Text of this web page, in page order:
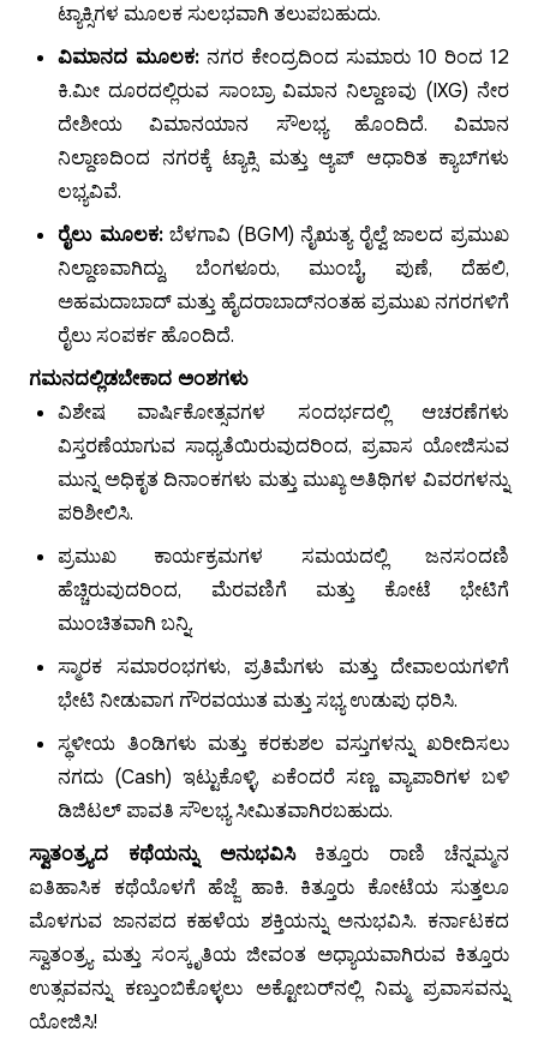
ಟ್ಯಾಕ್ಸಿಗಳ ಮೂಲಕ ಸುಲಭವಾಗಿ ತಲುಪಬಹುದು.
ವಿಮಾನದ ಮೂಲಕ: ನಗರ ಕೇಂದ್ರದಿಂದ ಸುಮಾರು 10 ರಿಂದ 12
ಕಿ.ಮೀ ದೂರದಲ್ಲಿರುವ ಸಾಂಬ್ರಾ ವಿಮಾನ ನಿಲ್ದಾಣವು (IXG) ನೇರ
ದೇಶೀಯ ವಿಮಾನಯಾನ ಸೌಲಭ್ಯ ಹೊಂದಿದೆ. ವಿಮಾನ
ನಿಲ್ದಾಣದಿಂದ ನಗರಕ್ಕೆ ಟ್ಯಾಕ್ಸಿ ಮತ್ತು ಆ್ಯಪ್ ಆಧಾರಿತ ಕ್ಯಾಬ್‌ಗಳು
ಲಭ್ಯವಿವೆ.
ರೈಲು ಮೂಲಕ:ಬೆಳಗಾವಿ (BGM) ನೈಋತ್ಯ ರೈಲ್ವೆ ಜಾಲದ ಪ್ರಮುಖ
ನಿಲ್ದಾಣವಾಗಿದ್ದು, ಬೆಂಗಳೂರು, ಮುಂಬೈ, ಪುಣೆ, ದೆಹಲಿ,
ಅಹಮದಾಬಾದ್ ಮತ್ತು ಹೈದರಾಬಾದ್‌ನಂತಹ ಪ್ರಮುಖ ನಗರಗಳಿಗೆ
ರೈಲು ಸಂಪರ್ಕ ಹೊಂದಿದೆ.
ಗಮನದಲ್ಲಿಡಬೇಕಾದ ಅಂಶಗಳು
ವಿಶೇಷ ವಾರ್ಷಿಕೋತ್ಸವಗಳ ಸಂದರ್ಭದಲ್ಲಿ ಆಚರಣೆಗಳು
ವಿಸ್ತರಣೆಯಾಗುವ ಸಾಧ್ಯತೆಯಿರುವುದರಿಂದ, ಪ್ರವಾಸ ಯೋಜಿಸುವ
ಮುನ್ನ ಅಧಿಕೃತ ದಿನಾಂಕಗಳು ಮತ್ತು ಮುಖ್ಯ ಅತಿಥಿಗಳ ವಿವರಗಳನ್ನು
ಪರಿಶೀಲಿಸಿ.
ಪ್ರಮುಖ ಕಾರ್ಯಕ್ರಮಗಳ ಸಮಯದಲ್ಲಿ ಜನಸಂದಣಿ
ಹೆಚ್ಚಿರುವುದರಿಂದ, ಮೆರವಣಿಗೆ ಮತ್ತು ಕೋಟೆ ಭೇಟಿಗೆ
ಮುಂಚಿತವಾಗಿ ಬನ್ನಿ.
ಸ್ಮಾರಕ ಸಮಾರಂಭಗಳು, ಪ್ರತಿಮೆಗಳು ಮತ್ತು ದೇವಾಲಯಗಳಿಗೆ
ಭೇಟಿ ನೀಡುವಾಗ ಗೌರವಯುತ ಮತ್ತು ಸಭ್ಯ ಉಡುಪು ಧರಿಸಿ.
ಸ್ಥಳೀಯ ತಿಂಡಿಗಳು ಮತ್ತು ಕರಕುಶಲ ವಸ್ತುಗಳನ್ನು ಖರೀದಿಸಲು
ನಗದು (Cash) ಇಟ್ಟುಕೊಳ್ಳಿ, ಏಕೆಂದರೆ ಸಣ್ಣ ವ್ಯಾಪಾರಿಗಳ ಬಳಿ
ಡಿಜಿಟಲ್ ಪಾವತಿ ಸೌಲಭ್ಯ ಸೀಮಿತವಾಗಿರಬಹುದು.
ಸ್ವಾತಂತ್ರ್ಯದ ಕಥೆಯನ್ನು ಅನುಭವಿಸಿಕಿತ್ತೂರು ರಾಣಿ ಚೆನ್ನಮ್ಮನ
ಐತಿಹಾಸಿಕ ಕಥೆಯೊಳಗೆ ಹೆಜ್ಜೆ ಹಾಕಿ. ಕಿತ್ತೂರು ಕೋಟೆಯ ಸುತ್ತಲೂ
ಮೊಳಗುವ ಜಾನಪದ ಕಹಳೆಯ ಶಕ್ತಿಯನ್ನು ಅನುಭವಿಸಿ. ಕರ್ನಾಟಕದ
ಸ್ವಾತಂತ್ರ್ಯ ಮತ್ತು ಸಂಸ್ಕೃತಿಯ ಜೀವಂತ ಅಧ್ಯಾಯವಾಗಿರುವ ಕಿತ್ತೂರು
ಉತ್ಸವವನ್ನು ಕಣ್ತುಂಬಿಕೊಳ್ಳಲು ಅಕ್ಟೋಬರ್‌ನಲ್ಲಿ ನಿಮ್ಮ ಪ್ರವಾಸವನ್ನು
ಯೋಜಿಸಿ!